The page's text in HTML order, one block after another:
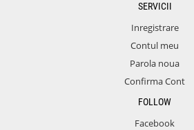
SERVICII
Inregistrare
Contul meu
Parola noua
Confirma Cont
FOLLOW
Facebook